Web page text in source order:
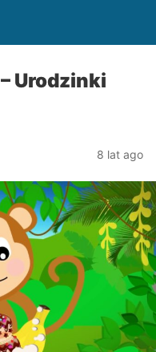
Urodzinki
8 lat ago